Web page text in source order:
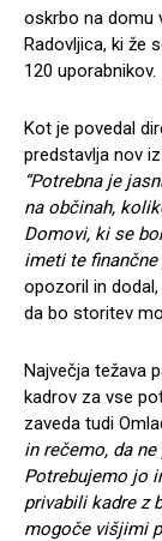
oskrbo na domu
Radovljica, ki že
120 uporabnikov.
Kot je povedal
predstavlja nov
“Potrebna je
na občinah,
Domovi, ki se
imeti te finančne
opozoril in
da bo storitev
Največja težava
kadrov za vse
zaveda tudi
in rečemo, da
Potrebujemo jo
privabili kadre z
mogoče višjimi